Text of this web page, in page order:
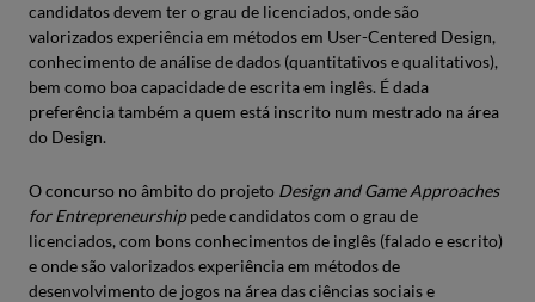
candidatos devem ter o grau de licenciados, onde são
valorizados experiência em métodos em User-Centered Design,
conhecimento de análise de dados (quantitativos e qualitativos),
bem como boa capacidade de escrita em inglês. É dada
preferência também a quem está inscrito num mestrado na área
do Design.
O concurso no âmbito do projeto Design and Game Approaches
for Entrepreneurshippede candidatos com o grau de
licenciados, com bons conhecimentos de inglês (falado e escrito)
e onde são valorizados experiência em métodos de
desenvolvimento de jogos na área das ciências sociais e